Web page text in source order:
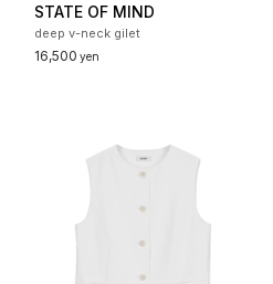
STATE OF MIND
deep v-neck gilet
16,500 yen